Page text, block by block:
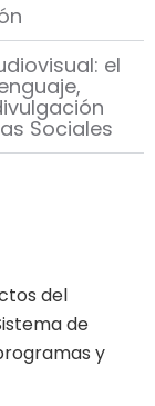
el
Sociales
del
de
y